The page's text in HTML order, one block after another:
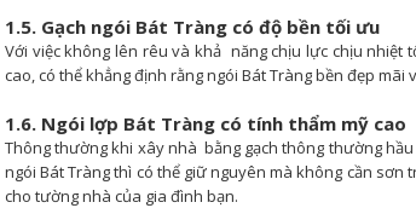
1.5. Gạch ngói Bát Tràng có độ bền tối ưu
Với việc không lên rêu và khả năng chịu lực chịu nhiệt
cao, có thể khẳng định rằng ngói Bát Tràng bền đẹp mãi
1.6. Ngói lợp Bát Tràng có tính thẩm mỹ cao
Thông thường khi xây nhà bằng gạch thông thường
ngói Bát Tràng thì có thể giữ nguyên mà không cần
cho tường nhà của gia đình bạn.